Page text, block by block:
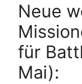
Neue
für
Mai):